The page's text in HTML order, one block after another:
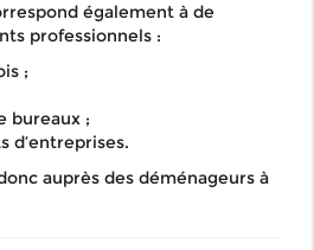
également à de
professionnels :
;
bureaux ;
d’entreprises.
auprès des déménageurs à